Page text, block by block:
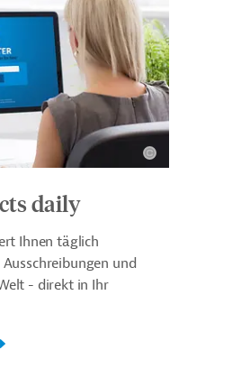
daily
Ihnen täglich
und
- direkt in Ihr